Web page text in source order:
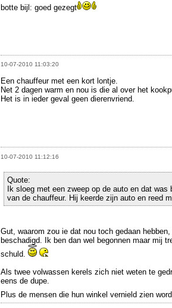
botte bijl: goed gezegt
10-07-2010 11:03:20
Een chauffeur met een kort lontje.
Net 2 dagen warm en nou is die al over het
Het is in ieder geval geen dierenvriend.
10-07-2010 11:12:16
Quote:
Ik sloeg met een zweep op de auto en dat was
van de chauffeur. Hij keerde zijn auto en reed
Gut, waarom zou ie dat nou toch gedaan
beschadigd. Ik ben dan wel begonnen maar mij
schuld.
Als twee volwassen kerels zich niet weten te
eens de dupe.
Plus de mensen die hun winkel vernield zien